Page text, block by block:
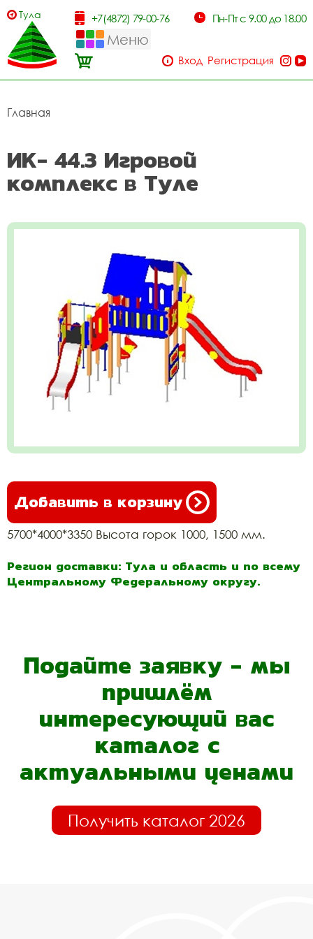
Тула +7(4872) 79-00-76 Пн-Пт с 9.00 до 18.00
Меню
Вход Регистрация
Главная
ИК- 44.3 Игровой
комплекс в Туле
Добавить в корзину
5700*4000*3350 Высота горок 1000, 1500 мм.
Регион доставки: Тула и область и по всему
Центральному Федеральному округу.
Подайте заявку - мы
пришлём
интересующий вас
каталог с
актуальными ценами
Получить каталог 2026